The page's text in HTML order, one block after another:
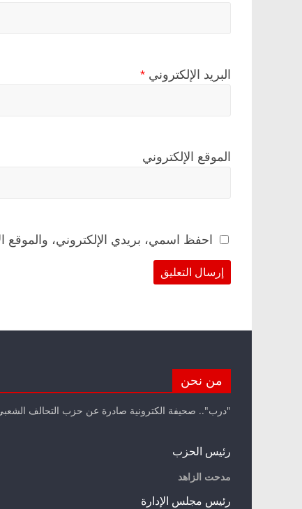
البريد الإلكتروني *
الموقع الإلكتروني
احفظ اسمي، بريدي الإلكتروني، والموقع
من نحن
"درب".. صحيفة الكترونية صادرة عن حزب التحالف
رئيس الحزب
مدحت الزاهد
رئيس مجلس الإدارة